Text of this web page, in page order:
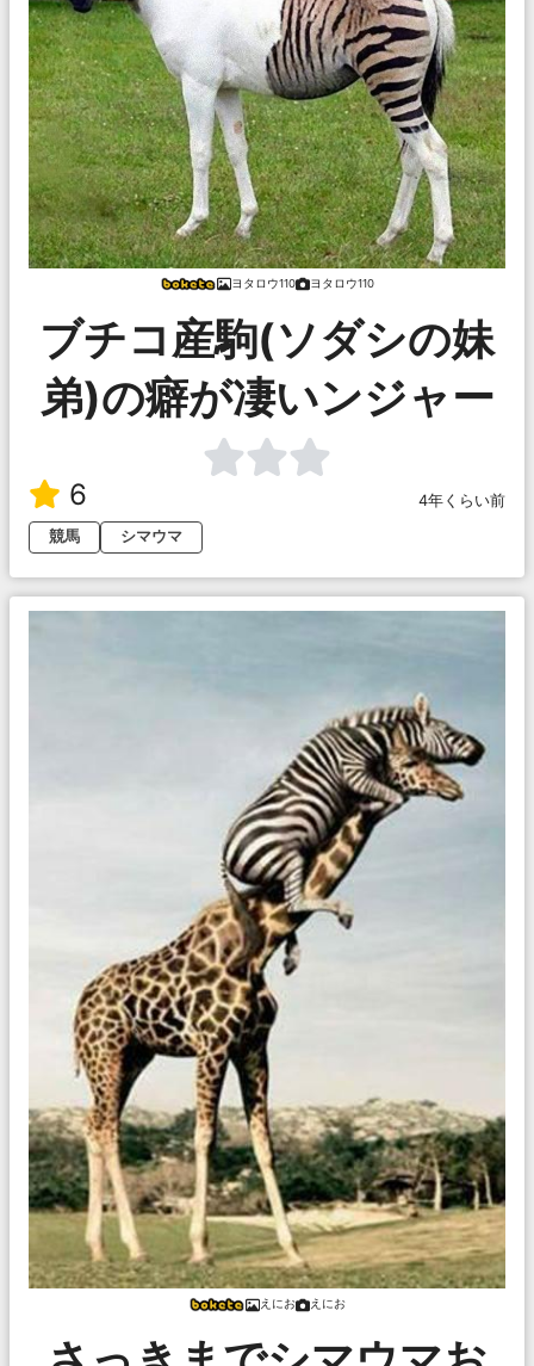
ヨタロウ110 ヨタロウ110
ブチコ産駒(ソダシの妹
弟)の癖が凄いンジャー
6
4年くらい前
競馬
シマウマ
えにお えにお